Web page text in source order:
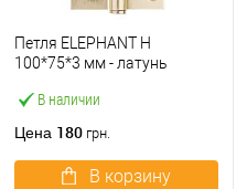
В наличии
Петля ELEPHANT H
100*75*3 мм - латунь
Цена 180 грн.
В корзину